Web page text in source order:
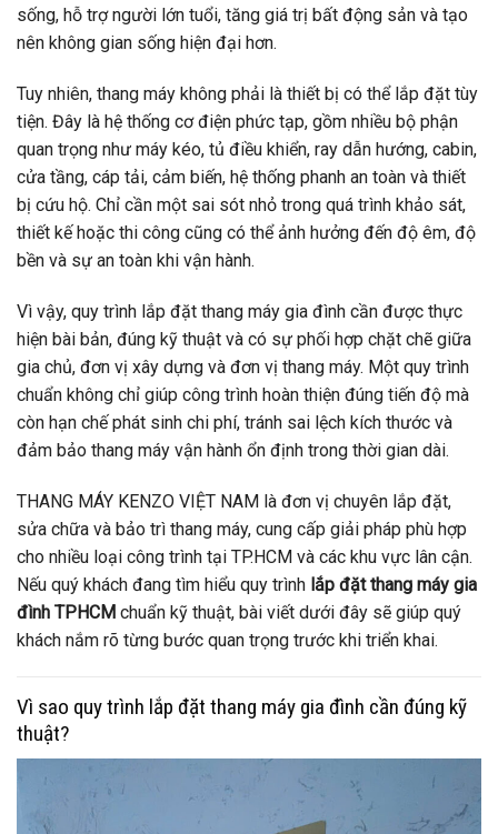
sống, hỗ trợ người lớn tuổi, tăng giá trị bất động sản và tạo
nên không gian sống hiện đại hơn.
Tuy nhiên, thang máy không phải là thiết bị có thể lắp đặt tùy
tiện. Đây là hệ thống cơ điện phức tạp, gồm nhiều bộ phận
quan trọng như máy kéo, tủ điều khiển, ray dẫn hướng, cabin,
cửa tầng, cáp tải, cảm biến, hệ thống phanh an toàn và thiết
bị cứu hộ. Chỉ cần một sai sót nhỏ trong quá trình khảo sát,
thiết kế hoặc thi công cũng có thể ảnh hưởng đến độ êm, độ
bền và sự an toàn khi vận hành.
Vì vậy, quy trình lắp đặt thang máy gia đình cần được thực
hiện bài bản, đúng kỹ thuật và có sự phối hợp chặt chẽ giữa
gia chủ, đơn vị xây dựng và đơn vị thang máy. Một quy trình
chuẩn không chỉ giúp công trình hoàn thiện đúng tiến độ mà
còn hạn chế phát sinh chi phí, tránh sai lệch kích thước và
đảm bảo thang máy vận hành ổn định trong thời gian dài.
THANG MÁY KENZO VIỆT NAM là đơn vị chuyên lắp đặt,
sửa chữa và bảo trì thang máy, cung cấp giải pháp phù hợp
cho nhiều loại công trình tại TP.HCM và các khu vực lân cận.
Nếu quý khách đang tìm hiểu quy trình lắp đặt thang máy gia
đình TPHCM chuẩn kỹ thuật, bài viết dưới đây sẽ giúp quý
khách nắm rõ từng bước quan trọng trước khi triển khai.
Vì sao quy trình lắp đặt thang máy gia đình cần đúng kỹ
thuật?